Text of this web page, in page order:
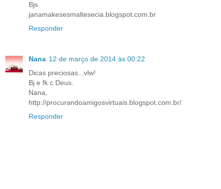
Bjs
janamakesesmaltesecia.blogspot.com.br
Responder
Nana 12 de março de 2014 às 00:22
Dicas preciosas...vlw!
Bj e fk c Deus.
Nana,
http://procurandoamigosvirtuais.blogspot.com.br/
Responder